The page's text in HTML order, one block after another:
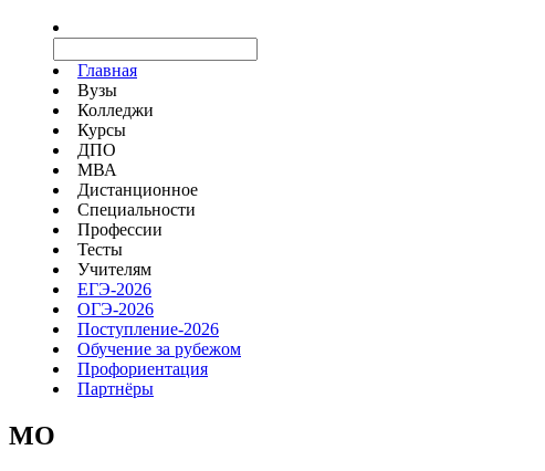
Главная
Вузы
Колледжи
Курсы
ДПО
МВА
Дистанционное
Специальности
Профессии
Тесты
Учителям
ЕГЭ-2026
ОГЭ-2026
Поступление-2026
Обучение за рубежом
Профориентация
Партнёры
MO